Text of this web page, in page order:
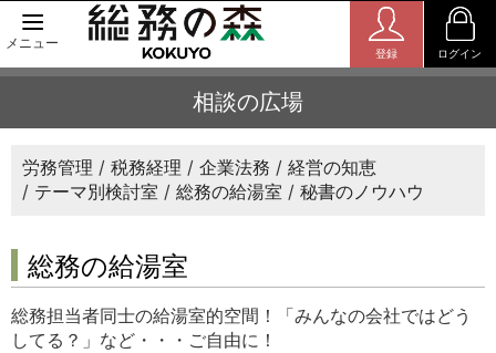
メニュー
登録 ログイン
相談の広場
労務管理 税務経理 企業法務
経営の知恵
テーマ別検討室
総務の給湯室 秘書のノウハウ
総務の給湯室
総務担当者同士の給湯室的空間！「みんなの会社ではどう
してる？」など・・・ご自由に！